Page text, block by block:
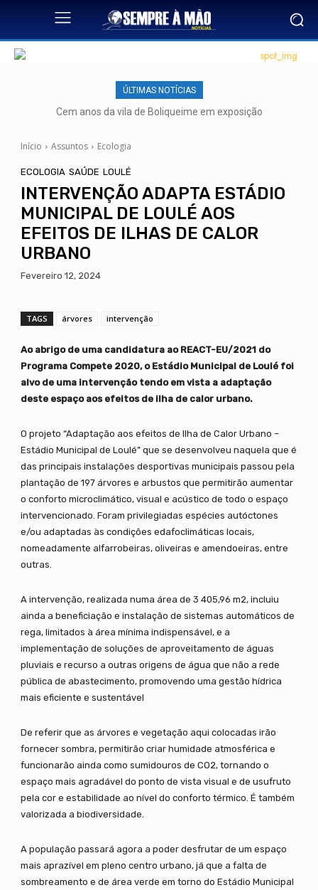
ÚLTIMAS NOTÍCIAS
Cem anos da vila de Boliqueime em exposição
Início Assuntos Ecologia
ECOLOGIA SAÚDE LOULÉ
INTERVENÇÃO ADAPTA ESTÁDIO
MUNICIPAL DE LOULÉ AOS
EFEITOS DE ILHAS DE CALOR
URBANO
Fevereiro 12, 2024
TAGS árvores intervenção
Ao abrigo de uma candidatura ao REACT-EU/2021 do
Programa Compete 2020, o Estádio Municipal de Loulé foi
alvo de uma intervenção tendo em vista a adaptação
deste espaço aos efeitos de ilha de calor urbano.
O projeto “Adaptação aos efeitos de Ilha de Calor Urbano –
Estádio Municipal de Loulé” que se desenvolveu naquela que é
das principais instalações desportivas municipais passou pela
plantação de 197 árvores e arbustos que permitirão aumentar
o conforto microclimático, visual e acústico de todo o espaço
intervencionado. Foram privilegiadas espécies autóctones
e/ou adaptadas às condições edafoclimáticas locais,
nomeadamente alfarrobeiras, oliveiras e amendoeiras, entre
outras.
A intervenção, realizada numa área de 3 405,96 m2, incluiu
ainda a beneficiação e instalação de sistemas automáticos de
rega, limitados à área mínima indispensável, e a
implementação de soluções de aproveitamento de águas
pluviais e recurso a outras origens de água que não a rede
pública de abastecimento, promovendo uma gestão hídrica
mais eficiente e sustentável
De referir que as árvores e vegetação aqui colocadas irão
fornecer sombra, permitirão criar humidade atmosférica e
funcionarão ainda como sumidouros de CO2, tornando o
espaço mais agradável do ponto de vista visual e de usufruto
pela cor e estabilidade ao nível do conforto térmico. É também
valorizada a biodiversidade.
A população passará agora a poder desfrutar de um espaço
mais aprazível em pleno centro urbano, já que a falta de
sombreamento e de área verde em torno do Estádio Municipal